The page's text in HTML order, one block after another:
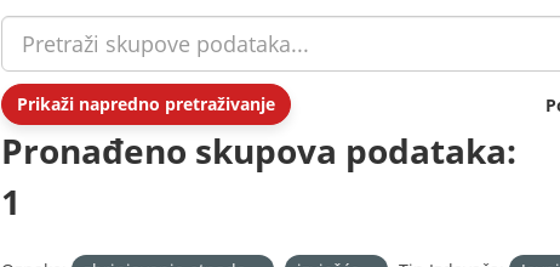
Prikaži napredno pretraživanje
Pronađeno skupova podataka:
1